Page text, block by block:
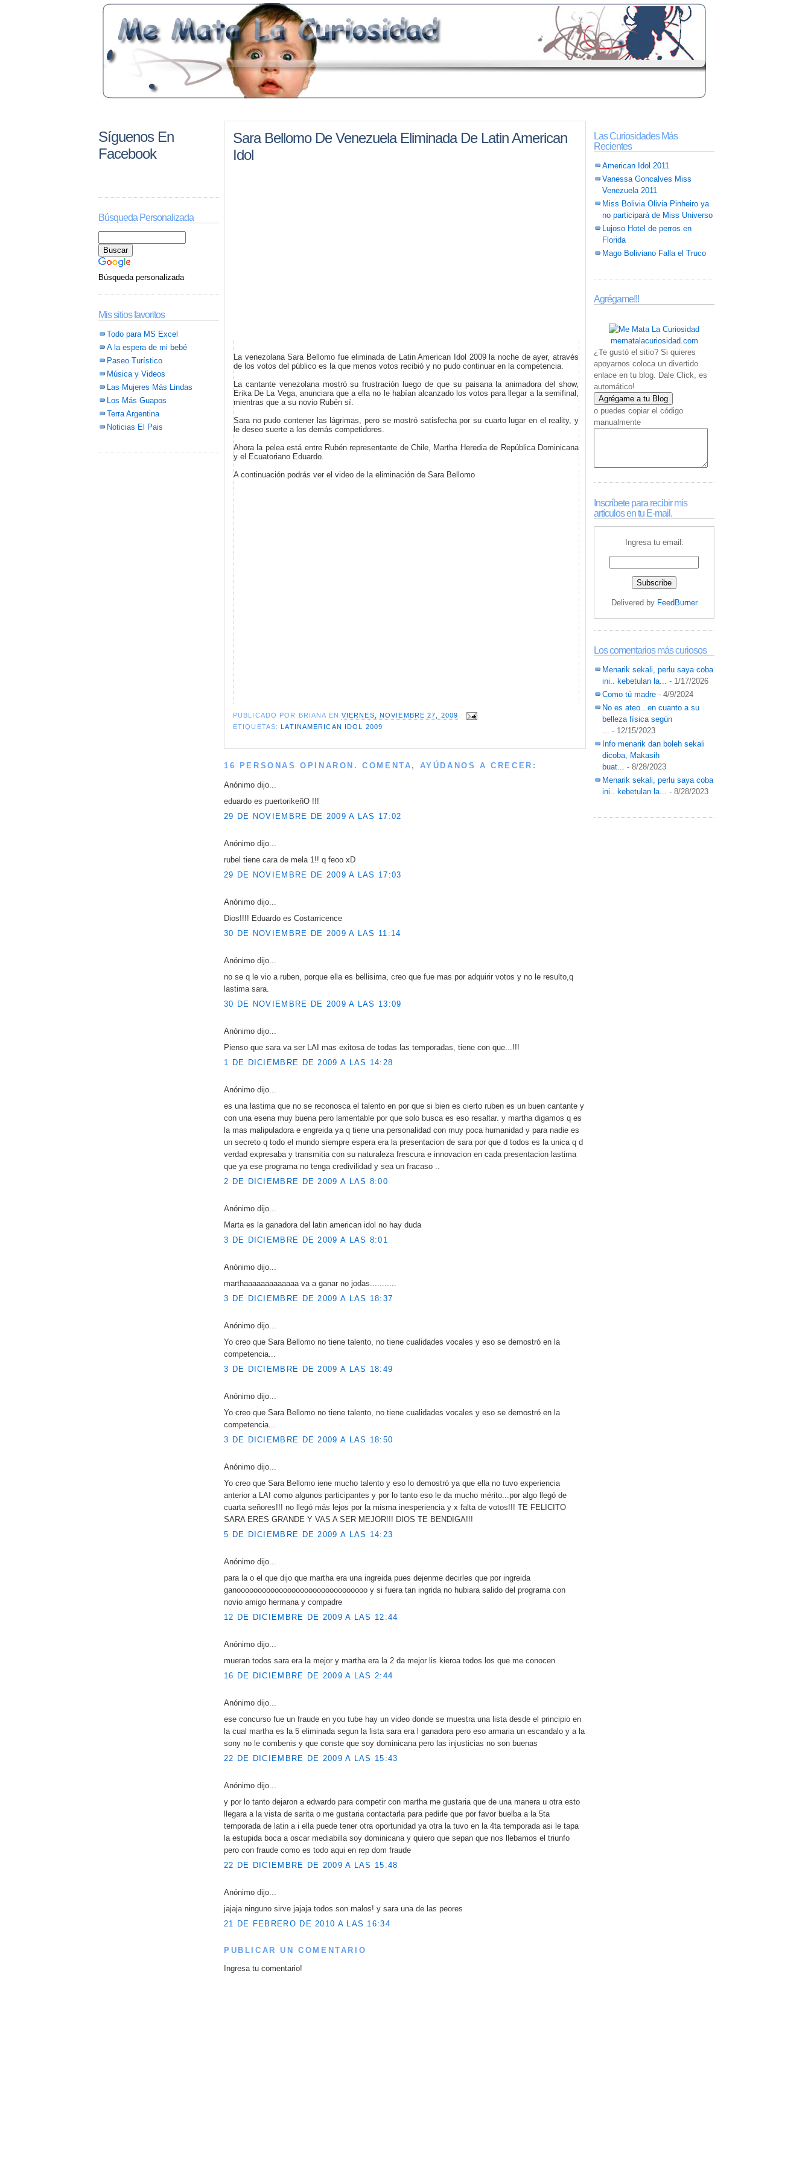
Síguenos En
Facebook
Búsqueda Personalizada
Búsqueda personalizada
Mis sitios favoritos
Todo para MS Excel
A la espera de mi bebé
Paseo Turístico
Música y Videos
Las Mujeres Más Lindas
Los Más Guapos
Terra Argentina
Noticias El Pais
Sara Bellomo De Venezuela Eliminada De Latin American
Idol
La venezolana Sara Bellomo fue eliminada de Latin American Idol 2009 la noche de ayer, através
de los votos del público es la que menos votos recibió y no pudo continuar en la competencia.
La cantante venezolana mostró su frustración luego de que su paisana la animadora del show,
Erika De La Vega, anunciara que a ella no le habían alcanzado los votos para llegar a la semifinal,
mientras que a su novio Rubén sí.
Sara no pudo contener las lágrimas, pero se mostró satisfecha por su cuarto lugar en el reality, y
le deseo suerte a los demás competidores.
Ahora la pelea está entre Rubén representante de Chile, Martha Heredia de República Dominicana
y el Ecuatoriano Eduardo.
A continuación podrás ver el video de la eliminación de Sara Bellomo
PUBLICADO POR BRIANA EN VIERNES, NOVIEMBRE 27, 2009
ETIQUETAS:LATINAMERICAN IDOL 2009
16 PERSONAS OPINARON. COMENTA, AYÚDANOS A CRECER:
Anónimo dijo...
eduardo es puertorikeñO !!!
29 DE NOVIEMBRE DE 2009 A LAS 17:02
Anónimo dijo...
rubel tiene cara de mela 1!! q feoo xD
29 DE NOVIEMBRE DE 2009 A LAS 17:03
Anónimo dijo...
Dios!!!! Eduardo es Costarricence
30 DE NOVIEMBRE DE 2009 A LAS 11:14
Anónimo dijo...
no se q le vio a ruben, porque ella es bellisima, creo que fue mas por adquirir votos y no le resulto,q
lastima sara.
30 DE NOVIEMBRE DE 2009 A LAS 13:09
Anónimo dijo...
Pienso que sara va ser LAI mas exitosa de todas las temporadas, tiene con que...!!!
1 DE DICIEMBRE DE 2009 A LAS 14:28
Anónimo dijo...
es una lastima que no se reconosca el talento en por que si bien es cierto ruben es un buen cantante y
con una esena muy buena pero lamentable por que solo busca es eso resaltar. y martha digamos q es
la mas malipuladora e engreida ya q tiene una personalidad con muy poca humanidad y para nadie es
un secreto q todo el mundo siempre espera era la presentacion de sara por que d todos es la unica q d
verdad expresaba y transmitia con su naturaleza frescura e innovacion en cada presentacion lastima
que ya ese programa no tenga credivilidad y sea un fracaso ..
2 DE DICIEMBRE DE 2009 A LAS 8:00
Anónimo dijo...
Marta es la ganadora del latin american idol no hay duda
3 DE DICIEMBRE DE 2009 A LAS 8:01
Anónimo dijo...
marthaaaaaaaaaaaaa va a ganar no jodas...........
3 DE DICIEMBRE DE 2009 A LAS 18:37
Anónimo dijo...
Yo creo que Sara Bellomo no tiene talento, no tiene cualidades vocales y eso se demostró en la
competencia...
3 DE DICIEMBRE DE 2009 A LAS 18:49
Anónimo dijo...
Yo creo que Sara Bellomo no tiene talento, no tiene cualidades vocales y eso se demostró en la
competencia...
3 DE DICIEMBRE DE 2009 A LAS 18:50
Anónimo dijo...
Yo creo que Sara Bellomo iene mucho talento y eso lo demostró ya que ella no tuvo experiencia
anterior a LAI como algunos participantes y por lo tanto eso le da mucho mérito...por algo llegó de
cuarta señores!!! no llegó más lejos por la misma inesperiencia y x falta de votos!!! TE FELICITO
SARA ERES GRANDE Y VAS A SER MEJOR!!! DIOS TE BENDIGA!!!
5 DE DICIEMBRE DE 2009 A LAS 14:23
Anónimo dijo...
para la o el que dijo que martha era una ingreida pues dejenme decirles que por ingreida
ganooooooooooooooooooooooooooooooo y si fuera tan ingrida no hubiara salido del programa con
novio amigo hermana y compadre
12 DE DICIEMBRE DE 2009 A LAS 12:44
Anónimo dijo...
mueran todos sara era la mejor y martha era la 2 da mejor lis kieroa todos los que me conocen
16 DE DICIEMBRE DE 2009 A LAS 2:44
Anónimo dijo...
ese concurso fue un fraude en you tube hay un video donde se muestra una lista desde el principio en
la cual martha es la 5 eliminada segun la lista sara era l ganadora pero eso armaria un escandalo y a la
sony no le combenis y que conste que soy dominicana pero las injusticias no son buenas
22 DE DICIEMBRE DE 2009 A LAS 15:43
Anónimo dijo...
y por lo tanto dejaron a edwardo para competir con martha me gustaria que de una manera u otra esto
llegara a la vista de sarita o me gustaria contactarla para pedirle que por favor buelba a la 5ta
temporada de latin a i ella puede tener otra oportunidad ya otra la tuvo en la 4ta temporada asi le tapa
la estupida boca a oscar mediabilla soy dominicana y quiero que sepan que nos llebamos el triunfo
pero con fraude como es todo aqui en rep dom fraude
22 DE DICIEMBRE DE 2009 A LAS 15:48
Anónimo dijo...
jajaja ninguno sirve jajaja todos son malos! y sara una de las peores
21 DE FEBRERO DE 2010 A LAS 16:34
PUBLICAR UN COMENTARIO
Ingresa tu comentario!
Las Curiosidades Más
Recientes
American Idol 2011
Vanessa Goncalves Miss
Venezuela 2011
Miss Bolivia Olivia Pinheiro ya
no participará de Miss Universo
Lujoso Hotel de perros en
Florida
Mago Boliviano Falla el Truco
Agrégame!!!
mematalacuriosidad.com
¿Te gustó el sitio? Si quieres
apoyarnos coloca un divertido
enlace en tu blog. Dale Click, es
automático!
o puedes copiar el código
manualmente
Inscríbete para recibir mis
artículos en tu E-mail.
Ingresa tu email:
Delivered by FeedBurner
Los comentarios más curiosos
Menarik sekali, perlu saya coba
ini.. kebetulan la... - 1/17/2026
Como tú madre - 4/9/2024
No es ateo...en cuanto a su
belleza física según
... - 12/15/2023
Info menarik dan boleh sekali
dicoba, Makasih
buat... - 8/28/2023
Menarik sekali, perlu saya coba
ini.. kebetulan la... - 8/28/2023